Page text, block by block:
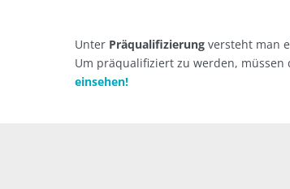
Unter Präqualifizierung versteht man
Um präqualifiziert zu werden, müssen
einsehen!